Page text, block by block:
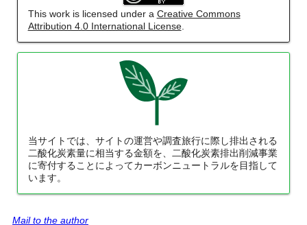
This work is licensed under a Creative Commons
Attribution 4.0 International License.
当サイトでは、サイトの運営や調査旅行に際し排出される
二酸化炭素量に相当する金額を、二酸化炭素排出削減事業
に寄付することによってカーボンニュートラルを目指して
います。
Mail to the author